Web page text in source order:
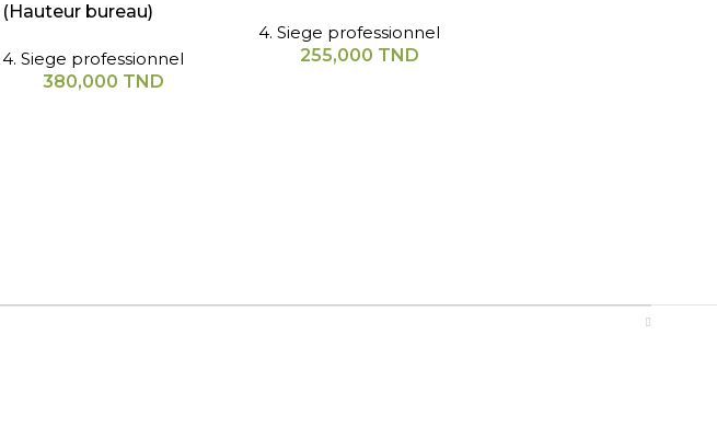
(Hauteur bureau)
4. Siege professionnel
380,000 TND
4. Siege professionnel
255,000 TND